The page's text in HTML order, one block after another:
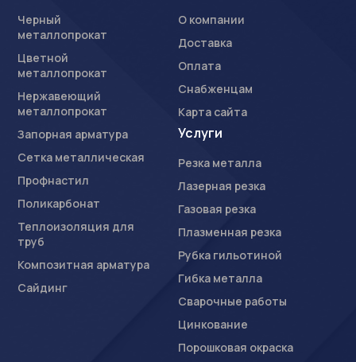
Черный
металлопрокат
Цветной
металлопрокат
Нержавеющий
металлопрокат
Запорная арматура
Сетка металлическая
Профнастил
Поликарбонат
Теплоизоляция для
труб
Композитная арматура
Сайдинг
О компании
Доставка
Оплата
Снабженцам
Карта сайта
Услуги
Резка металла
Лазерная резка
Газовая резка
Плазменная резка
Рубка гильотиной
Гибка металла
Сварочные работы
Цинкование
Порошковая окраска